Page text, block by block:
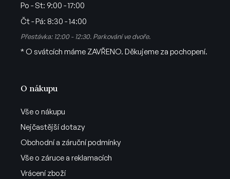
O nákupu
Vše o nákupu
Nejčastější dotazy
Obchodní a záruční podmínky
Vše o záruce a reklamacích
Vrácení zboží
Po - St: 9:00 - 17:00
Čt - Pá: 8:30 - 14:00
Přestávka: 12:00 - 12:30. Parkování ve dvoře.
* O svátcích máme ZAVŘENO. Děkujeme za pochopení.